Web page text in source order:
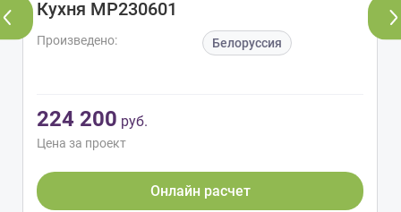
Кухня МР230601
Произведено: Белоруссия
224 200 руб.
Цена за проект
Онлайн расчет